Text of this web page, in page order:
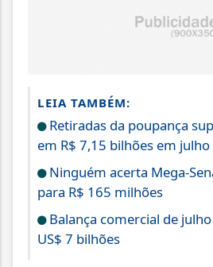
LEIA TAMBÉM:
Retiradas da poupança
em R$ 7,15 bilhões em julho
Ninguém acerta Mega-
para R$ 165 milhões
Balança comercial de
US$ 7 bilhões